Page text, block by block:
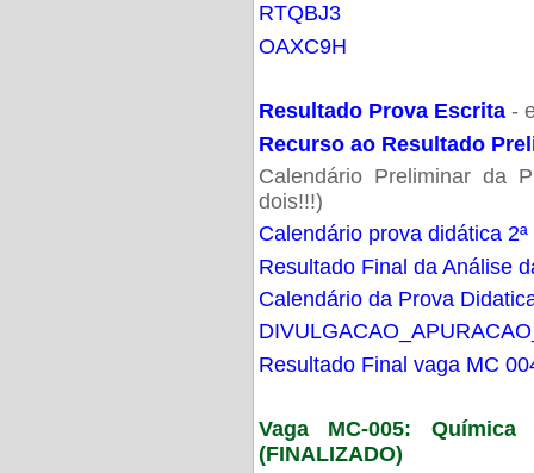
RTQBJ3
OAXC9H
Resultado Prova Escrita -
Recurso ao Resultado
Calendário Preliminar da
dois!!!)
Calendário prova didática
Resultado Final da Análise
Calendário da Prova
Resultado Final vaga MC
Vaga MC-005:
(FINALIZADO)